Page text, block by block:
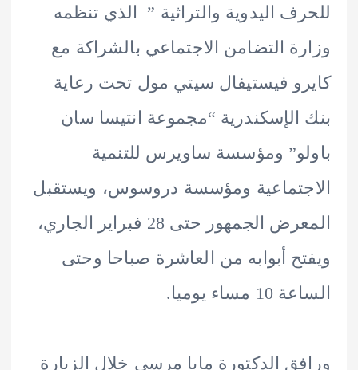
اليدوية والتراثية ” الذي تنظمه
التضامن الاجتماعي بالشراكة مع
فيستيفال سيتي مول تحت رعاية
“مجموعة انتيسا سان
ومؤسسة ساويرس للتنمية
ومؤسسة دروسوس، ويستقبل
المعرض الجمهور حتى 28 فبراير الجاري،
أبوابه من العاشرة صباحا وحتى
يوميا.
الدكتورة مايا مرسي خلال الزيارة